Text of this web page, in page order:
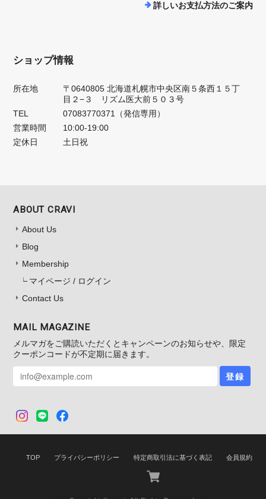
詳しいお支払方法のご案内
ショップ情報
所在地
〒0640805 北海道札幌市中央区南５条西１５丁
目２−３ リズム医大前５０３号
TEL
07083770371（発信専用）
営業時間
10:00-19:00
定休日
土日祝
ABOUT CRAVI
About Us
Blog
Membership
マイページ / ログイン
Contact Us
MAIL MAGAZINE
メルマガをご購読いただくとキャンペーンのお知らせや、限定
クーポンコードが不定期に届きます。
登録
TOP プライバシーポリシー 特定商取引法に基づく表記 会員規約